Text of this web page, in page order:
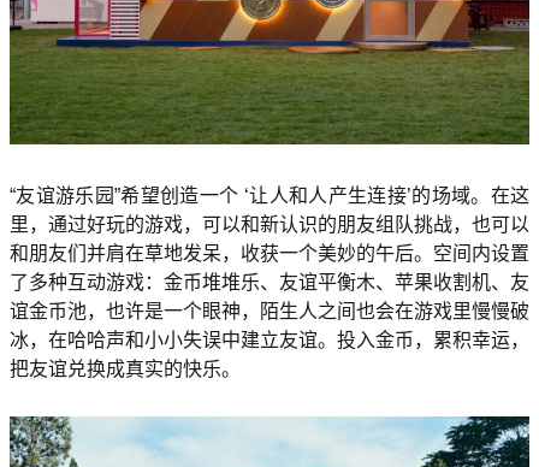
“友谊游乐园”希望创造一个 ‘让人和人产生连接’的场域。在这
里，通过好玩的游戏，可以和新认识的朋友组队挑战，也可以
和朋友们并肩在草地发呆，收获一个美妙的午后。空间内设置
了多种互动游戏：金币堆堆乐、友谊平衡木、苹果收割机、友
谊金币池，也许是一个眼神，陌生人之间也会在游戏里慢慢破
冰，在哈哈声和小小失误中建立友谊。投入金币，累积幸运，
把友谊兑换成真实的快乐。